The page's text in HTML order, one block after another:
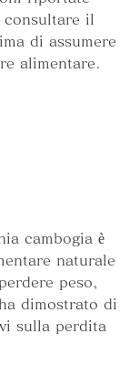
il
di assumere
alimentare.
cambogia è
naturale
peso,
dimostrato di
sulla perdita